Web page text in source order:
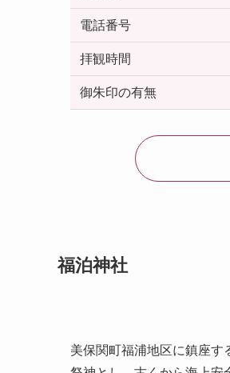
電話番号
拝観時間
御朱印の有無
福泊神社
美保関町福浦地区に鎮座す